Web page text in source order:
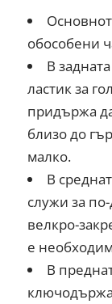
обособени
В
ластик за
придържа
близо до
малко.
В
служи за
велкро-
е
В